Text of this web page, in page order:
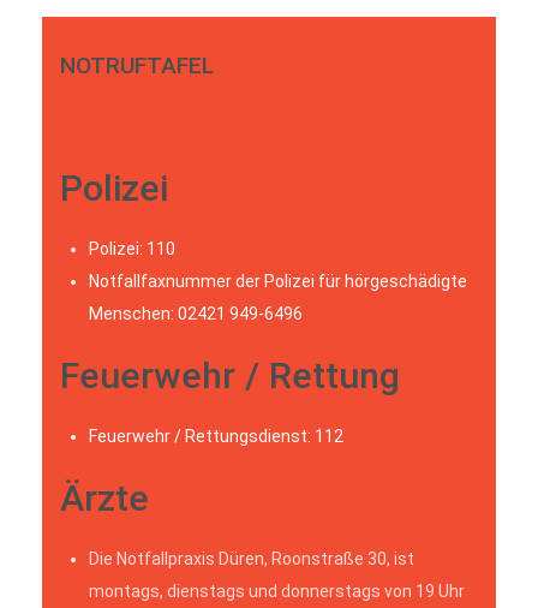
NOTRUFTAFEL
Polizei
Polizei: 110
Notfallfaxnummer der Polizei für hörgeschädigte
Menschen: 02421 949-6496
Feuerwehr / Rettung
Feuerwehr / Rettungsdienst: 112
Ärzte
Die Notfallpraxis Düren, Roonstraße 30, ist
montags, dienstags und donnerstags von 19 Uhr